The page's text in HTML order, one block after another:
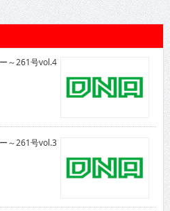
～261号vol.4
～261号vol.3